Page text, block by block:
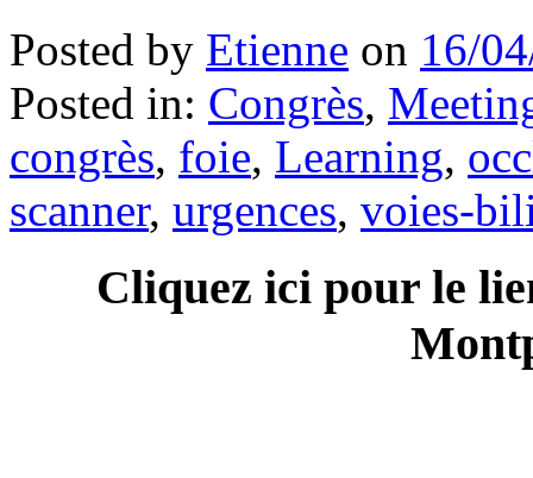
Posted by Etienne on 16/
Posted in: Congrès,
congrès, foie, Learning,
scanner, urgences, voies-
Cliquez ici pour le